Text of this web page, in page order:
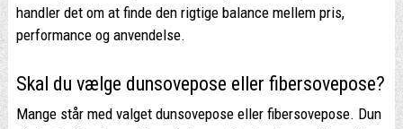
handler det om at finde den rigtige balance mellem pris,
performance og anvendelse.
Skal du vælge dunsovepose eller fibersovepose?
Mange står med valget dunsovepose eller fibersovepose. Dun